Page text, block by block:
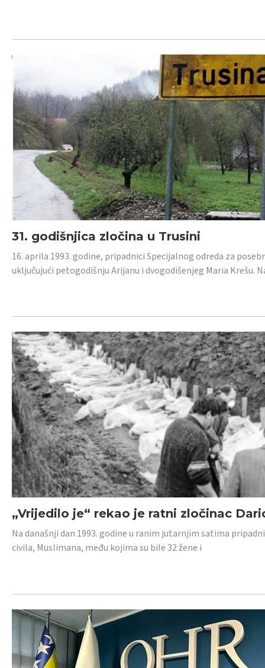
31. godišnjica zločina u Trusini
16. aprila 1993. godine, pripadnici Specijalnog odreda za
uključujući petogodišnju Arijanu i dvogodišenjeg Maria Krešu.
„Vrijedilo je“ rekao je ratni zločinac
Na današnji dan 1993. godine u ranim jutarnjim satima
civila, Muslimana, među kojima su bile 32 žene i